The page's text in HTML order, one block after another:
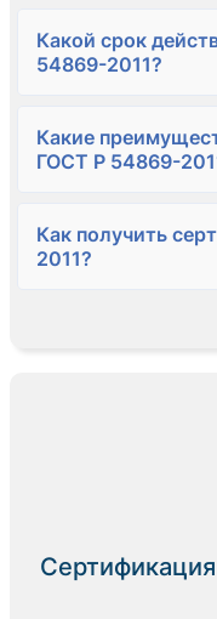
Какой срок
54869-2011?
Какие
ГОСТ Р 54869-
Как получить
2011?